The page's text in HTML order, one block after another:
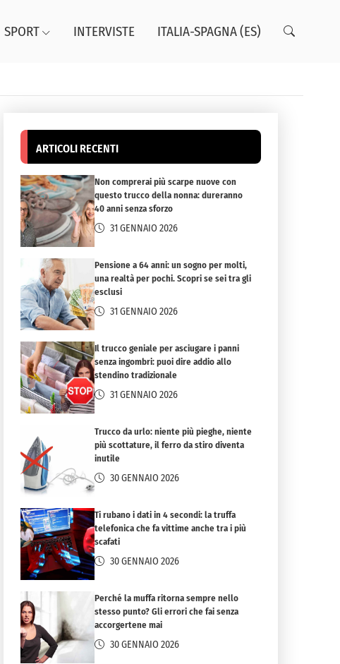
SPORT INTERVISTE ITALIA-SPAGNA (ES)
ARTICOLI RECENTI
Non comprerai più scarpe nuove con
questo trucco della nonna: dureranno
40 anni senza sforzo
31 GENNAIO 2026
Pensione a 64 anni: un sogno per molti,
una realtà per pochi. Scopri se sei tra gli
esclusi
31 GENNAIO 2026
Il trucco geniale per asciugare i panni
senza ingombri: puoi dire addio allo
stendino tradizionale
31 GENNAIO 2026
Trucco da urlo: niente più pieghe, niente
più scottature, il ferro da stiro diventa
inutile
30 GENNAIO 2026
Ti rubano i dati in 4 secondi: la truffa
telefonica che fa vittime anche tra i più
scafati
30 GENNAIO 2026
Perché la muffa ritorna sempre nello
stesso punto? Gli errori che fai senza
accorgertene mai
30 GENNAIO 2026